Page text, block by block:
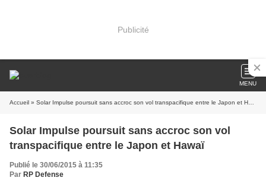
Publicité
MENU
Accueil » Solar Impulse poursuit sans accroc son vol transpacifique entre le Japon et Hawaï
Solar Impulse poursuit sans accroc son vol
transpacifique entre le Japon et Hawaï
Publié le 30/06/2015 à 11:35
Par RP Defense